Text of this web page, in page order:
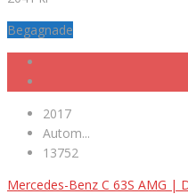
Begagnade
2017
Autom...
13752
Mercedes-Benz C 63S AMG